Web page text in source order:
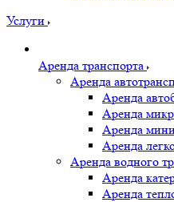
Услуги
Аренда транспорта
Аренда
Аренда
Аренда
Аренда
Аренда
Аренда водного
Аренда
Аренда